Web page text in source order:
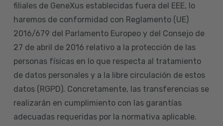
filiales de GeneXus establecidas fuera del EEE, lo
haremos de conformidad con Reglamento (UE)
2016/679 del Parlamento Europeo y del Consejo de
27 de abril de 2016 relativo a la protección de las
personas físicas en lo que respecta al tratamiento
de datos personales y a la libre circulación de estos
datos (RGPD). Concretamente, las transferencias se
realizarán en cumplimiento con las garantías
adecuadas requeridas por la normativa aplicable.